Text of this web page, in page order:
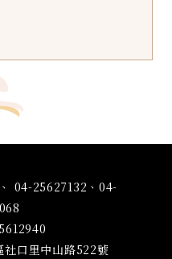
04-25627132、04-
社口里中山路522號